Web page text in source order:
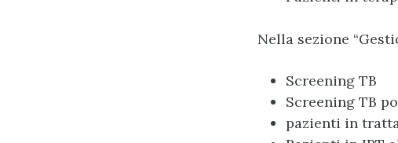
Nella sezione
Screening TB
Screening TB
pazienti in